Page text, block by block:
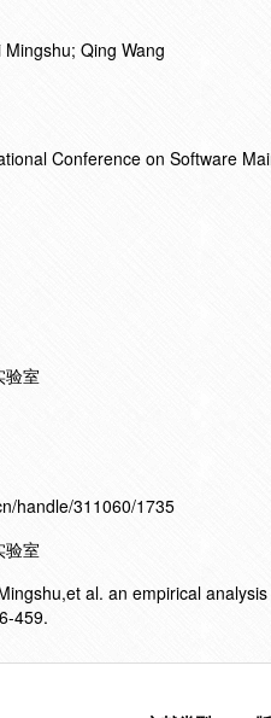
Qing Wang
Conference on Software
验室
handle/311060/1735
验室
al. an empirical
459.